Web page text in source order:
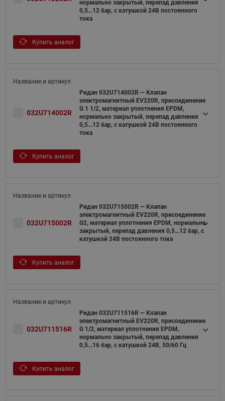
нормально закрытый, перепад давления
0,5…12 бар, с катушкой 24В постоянного
тока
Купить аналог
032U714002R
Ридан 032U714002R — Клапан
электромагнитный EV220R, присоединение
G 1 1/2, материал уплотнения EPDM,
нормально закрытый, перепад давления
0,5…12 бар, с катушкой 24В постоянного
тока
Купить аналог
032U715002R
Ридан 032U715002R — Клапан
электромагнитный EV220R, присоединение
G2, материал уплотнения EPDM, нормально
закрытый, перепад давления 0,5…12 бар, с
катушкой 24В постоянного тока
Купить аналог
032U711516R
Ридан 032U711516R — Клапан
электромагнитный EV220R, присоединение
G 1/2, материал уплотнения EPDM,
нормально закрытый, перепад давления
0,5…16 бар, с катушкой 24В, 50/60 Гц
Купить аналог